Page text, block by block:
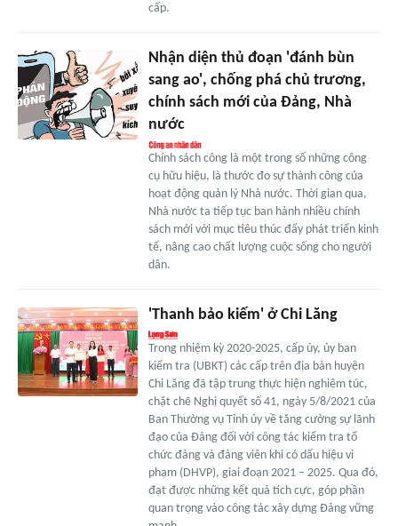
cấp.
Nhận diện thủ đoạn 'đánh bùn
sang ao', chống phá chủ trương,
chính sách mới của Đảng, Nhà
nước
Chính sách công là một trong số những công
cụ hữu hiệu, là thước đo sự thành công của
hoạt động quản lý Nhà nước. Thời gian qua,
Nhà nước ta tiếp tục ban hành nhiều chính
sách mới với mục tiêu thúc đẩy phát triển kinh
tế, nâng cao chất lượng cuộc sống cho người
dân.
'Thanh bảo kiếm' ở Chi Lăng
Trong nhiệm kỳ 2020-2025, cấp ủy, ủy ban
kiểm tra (UBKT) các cấp trên địa bàn huyện
Chi Lăng đã tập trung thực hiện nghiêm túc,
chặt chẽ Nghị quyết số 41, ngày 5/8/2021 của
Ban Thường vụ Tỉnh ủy về tăng cường sự lãnh
đạo của Đảng đối với công tác kiểm tra tổ
chức đảng và đảng viên khi có dấu hiệu vi
phạm (DHVP), giai đoạn 2021 – 2025. Qua đó,
đạt được những kết quả tích cực, góp phần
quan trọng vào công tác xây dựng Đảng vững